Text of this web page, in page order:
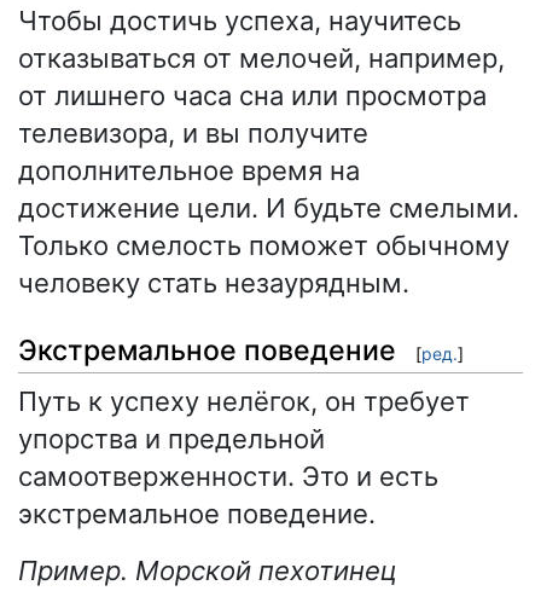
Чтобы достичь успеха, научитесь
отказываться от мелочей, например,
от лишнего часа сна или просмотра
телевизора, и вы получите
дополнительное время на
достижение цели. И будьте смелыми.
Только смелость поможет обычному
человеку стать незаурядным.
Экстремальное поведение [ред.]
Путь к успеху нелёгок, он требует
упорства и предельной
самоотверженности. Это и есть
экстремальное поведение.
Пример. Морской пехотинец